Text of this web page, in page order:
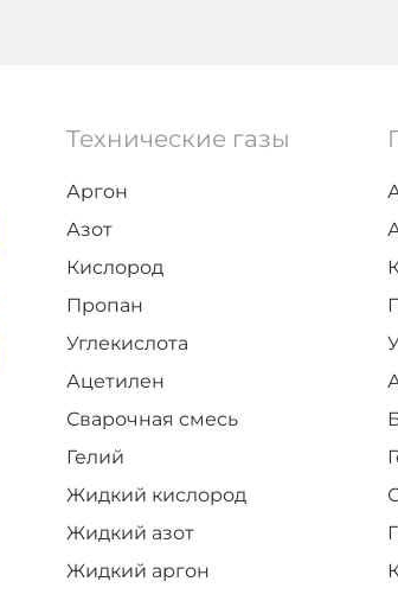
Технические газы
Аргон
Азот
Кислород
Пропан
Углекислота
Ацетилен
Сварочная смесь
Гелий
Жидкий кислород
Жидкий азот
Жидкий аргон